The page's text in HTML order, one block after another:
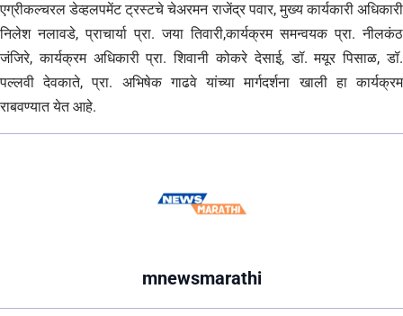
एग्रीकल्चरल डेव्हलपमेंट ट्रस्टचे चेअरमन राजेंद्र पवार, मुख्य कार्यकारी अधिकारी
निलेश नलावडे, प्राचार्या प्रा. जया तिवारी,कार्यक्रम समन्वयक प्रा. नीलकंठ
जंजिरे, कार्यक्रम अधिकारी प्रा. शिवानी कोकरे देसाई, डॉ. मयूर पिसाळ, डॉ.
पल्लवी देवकाते, प्रा. अभिषेक गाढवे यांच्या मार्गदर्शना खाली हा कार्यक्रम
राबवण्यात येत आहे.
mnewsmarathi